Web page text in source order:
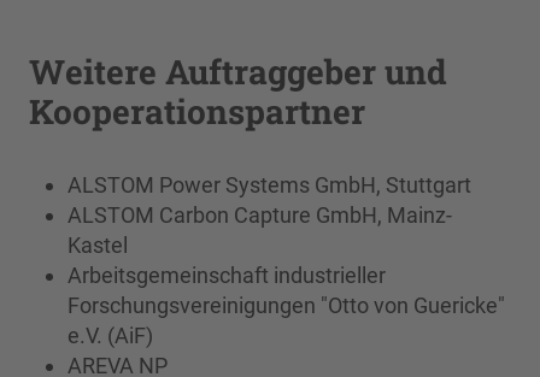
Weitere Auftraggeber und
Kooperationspartner
ALSTOM Power Systems GmbH, Stuttgart
ALSTOM Carbon Capture GmbH, Mainz-
Kastel
Arbeitsgemeinschaft industrieller
Forschungsvereinigungen "Otto von Guericke"
e.V. (AiF)
AREVA NP